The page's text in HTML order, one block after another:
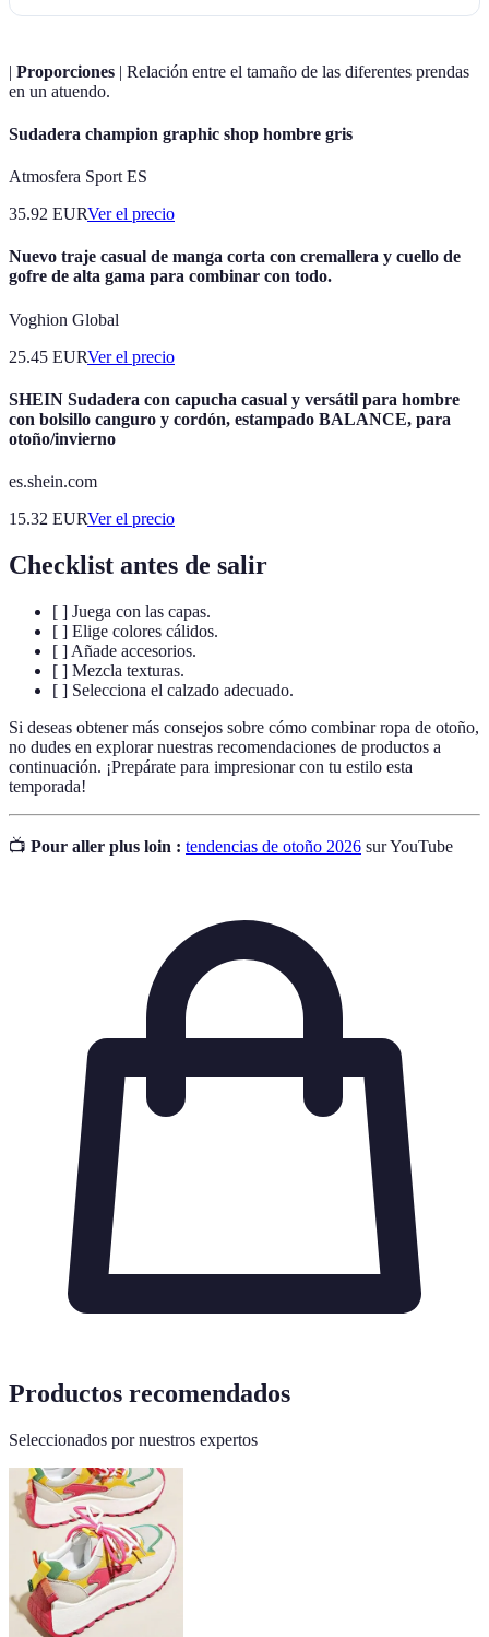
| Proporciones | Relación entre el tamaño de las diferentes prendas
en un atuendo.
Sudadera champion graphic shop hombre gris
Atmosfera Sport ES
35.92 EURVer el precio
Nuevo traje casual de manga corta con cremallera y cuello de
gofre de alta gama para combinar con todo.
Voghion Global
25.45 EURVer el precio
SHEIN Sudadera con capucha casual y versátil para hombre
con bolsillo canguro y cordón, estampado BALANCE, para
otoño/invierno
es.shein.com
15.32 EURVer el precio
Checklist antes de salir
[ ] Juega con las capas.
[ ] Elige colores cálidos.
[ ] Añade accesorios.
[ ] Mezcla texturas.
[ ] Selecciona el calzado adecuado.
Si deseas obtener más consejos sobre cómo combinar ropa de otoño,
no dudes en explorar nuestras recomendaciones de productos a
continuación. ¡Prepárate para impresionar con tu estilo esta
temporada!
📺 Pour aller plus loin : tendencias de otoño 2026 sur YouTube
Productos recomendados
Seleccionados por nuestros expertos